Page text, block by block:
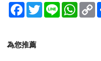
Facebook
TwitterLine
為您推薦